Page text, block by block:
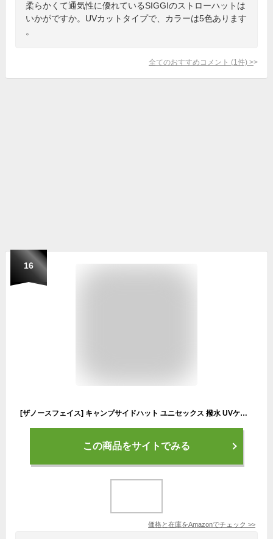
柔らかくて通気性に優れているSIGGIのストローハットは
いかがですか。UVカットタイプで、カラーは5色あります
。
全てのおすすめコメント (1 件) >
16
[ザノースフェイス] キャンプサイドハット ユニセックス 撥水 UVケア あごひも取り外し可能 ブラック L
この商品をサイトでみる
価格と在庫をAmazonでチェック >>